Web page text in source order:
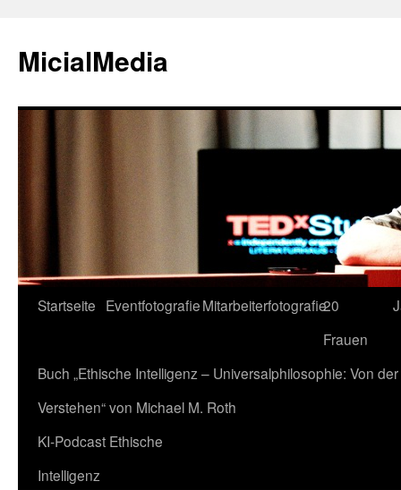
MicialMedia
Zum
springen
Startseite EventfotografieMitarbeiterfotografie20
Frauen
Buch „Ethische Intelligenz – Universalphilosophie: Von
Verstehen“ von Michael M. Roth
KI-Podcast Ethische
Intelligenz